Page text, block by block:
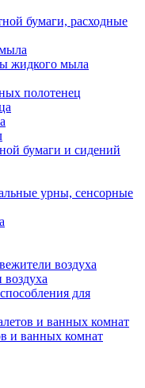
бумаги, расходные
жидкого мыла
полотенец
бумаги и сидений
урны, сенсорные
воздуха
для
и ванных комнат
и ванных комнат